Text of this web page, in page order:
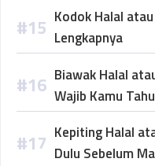
Kodok Halal
Lengkapnya
Biawak Halal
Wajib Kamu Tahu
Kepiting Halal
Dulu Sebelum